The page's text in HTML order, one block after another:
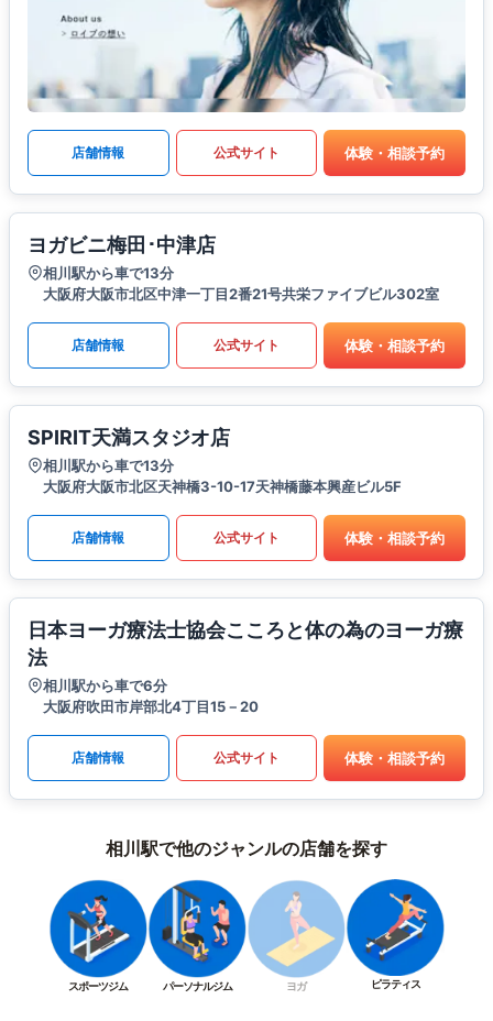
店舗情報 公式サイト 体験・相談予約
ヨガビニ梅田･中津店
相川駅から車で13分
大阪府大阪市北区中津一丁目2番21号共栄ファイブビル302室
店舗情報 公式サイト 体験・相談予約
SPIRIT天満スタジオ店
相川駅から車で13分
大阪府大阪市北区天神橋3-10-17天神橋藤本興産ビル5F
店舗情報 公式サイト 体験・相談予約
日本ヨーガ療法士協会こころと体の為のヨーガ療
法
相川駅から車で6分
大阪府吹田市岸部北4丁目15－20
店舗情報 公式サイト 体験・相談予約
相川駅で他のジャンルの店舗を探す
スポーツジム パーソナルジム ヨガ ピラティス